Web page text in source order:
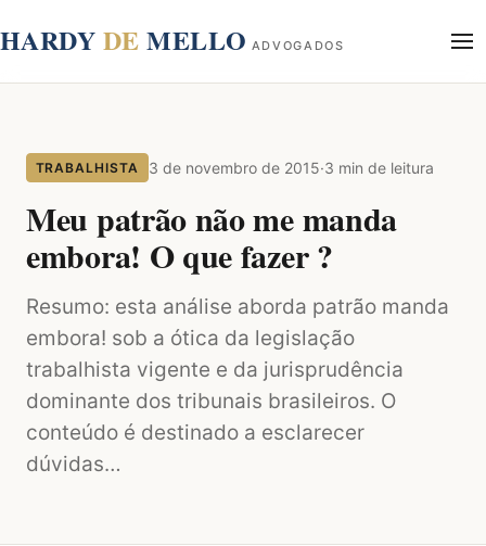
HARDY DE MELLO ADVOGADOS
Áreas de Atuação
Contato
TRABALHISTA 3 de novembro de 2015·3 min de leitura
Meu patrão não me manda
embora! O que fazer ?
Resumo: esta análise aborda patrão manda
embora! sob a ótica da legislação
trabalhista vigente e da jurisprudência
dominante dos tribunais brasileiros. O
conteúdo é destinado a esclarecer
dúvidas…